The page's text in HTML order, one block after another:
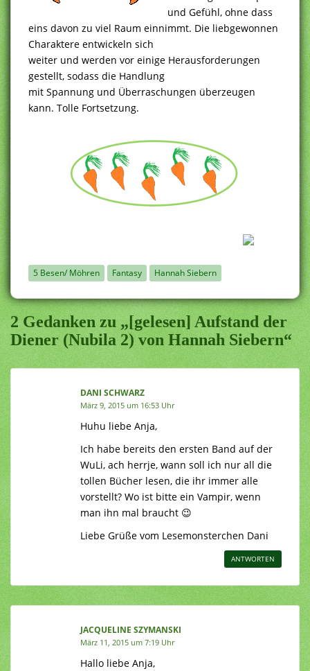
und Gefühl, ohne dass
eins davon zu viel Raum einnimmt. Die liebgewonnen
Charaktere entwickeln sich
weiter und werden vor einige Herausforderungen
gestellt, sodass die Handlung
mit Spannung und Überraschungen überzeugen
kann. Tolle Fortsetzung.
5 Besen/ Möhren Fantasy Hannah Siebern
2 Gedanken zu „[gelesen] Aufstand der
Diener (Nubila 2) von Hannah Siebern“
DANI SCHWARZ
März 9, 2015 um 16:53 Uhr
Huhu liebe Anja,
Ich habe bereits den ersten Band auf der
WuLi, ach herrje, wann soll ich nur all die
tollen Bücher lesen, die ihr immer alle
vorstellt? Wo ist bitte ein Vampir, wenn
man ihn mal braucht 😉
Liebe Grüße vom Lesemonsterchen Dani
ANTWORTEN
JACQUELINE SZYMANSKI
März 11, 2015 um 7:19 Uhr
Hallo liebe Anja,